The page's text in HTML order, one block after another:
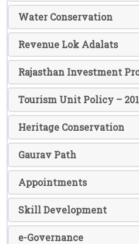
Water Conservation
Revenue Lok Adalats
Rajasthan Investment
Tourism Unit Policy –
Heritage Conservation
Gaurav Path
Appointments
Skill Development
e-Governance